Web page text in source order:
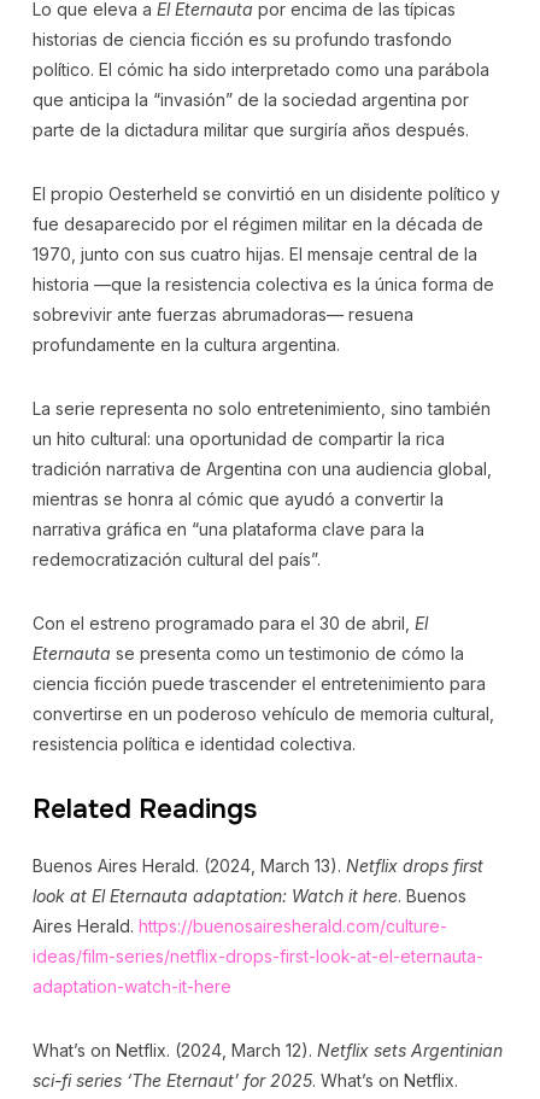
Lo que eleva a El Eternauta por encima de las típicas
historias de ciencia ficción es su profundo trasfondo
político. El cómic ha sido interpretado como una parábola
que anticipa la “invasión” de la sociedad argentina por
parte de la dictadura militar que surgiría años después.
El propio Oesterheld se convirtió en un disidente político y
fue desaparecido por el régimen militar en la década de
1970, junto con sus cuatro hijas. El mensaje central de la
historia —que la resistencia colectiva es la única forma de
sobrevivir ante fuerzas abrumadoras— resuena
profundamente en la cultura argentina.
La serie representa no solo entretenimiento, sino también
un hito cultural: una oportunidad de compartir la rica
tradición narrativa de Argentina con una audiencia global,
mientras se honra al cómic que ayudó a convertir la
narrativa gráfica en “una plataforma clave para la
redemocratización cultural del país”.
Con el estreno programado para el 30 de abril, El
Eternauta se presenta como un testimonio de cómo la
ciencia ficción puede trascender el entretenimiento para
convertirse en un poderoso vehículo de memoria cultural,
resistencia política e identidad colectiva.
Related Readings
Buenos Aires Herald. (2024, March 13). Netflix drops first
look at El Eternauta adaptation: Watch it here. Buenos
Aires Herald. https://buenosairesherald.com/culture-
ideas/film-series/netflix-drops-first-look-at-el-eternauta-
adaptation-watch-it-here
What’s on Netflix. (2024, March 12). Netflix sets Argentinian
sci-fi series ‘The Eternaut’ for 2025. What’s on Netflix.